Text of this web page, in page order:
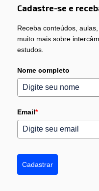
Cadastre-se e
Receba conteúdos,
muito mais sobre
estudos.
Nome completo
Email*
Cadastrar